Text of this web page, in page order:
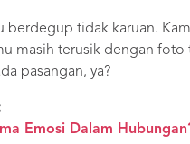
berdegup tidak karuan.
masih terusik dengan
pasangan, ya?
Emosi Dalam